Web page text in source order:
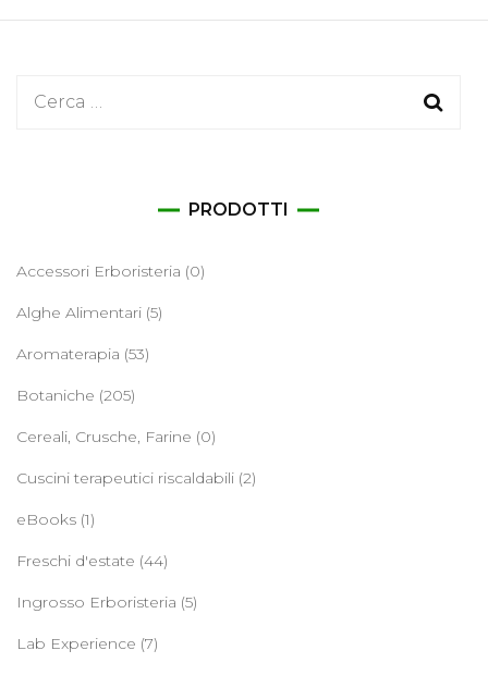
Ricerca
PRODOTTI
Accessori Erboristeria (0)
Alghe Alimentari (5)
Aromaterapia (53)
Botaniche (205)
Cereali, Crusche, Farine (0)
Cuscini terapeutici riscaldabili (2)
eBooks (1)
Freschi d'estate (44)
Ingrosso Erboristeria (5)
Lab Experience (7)